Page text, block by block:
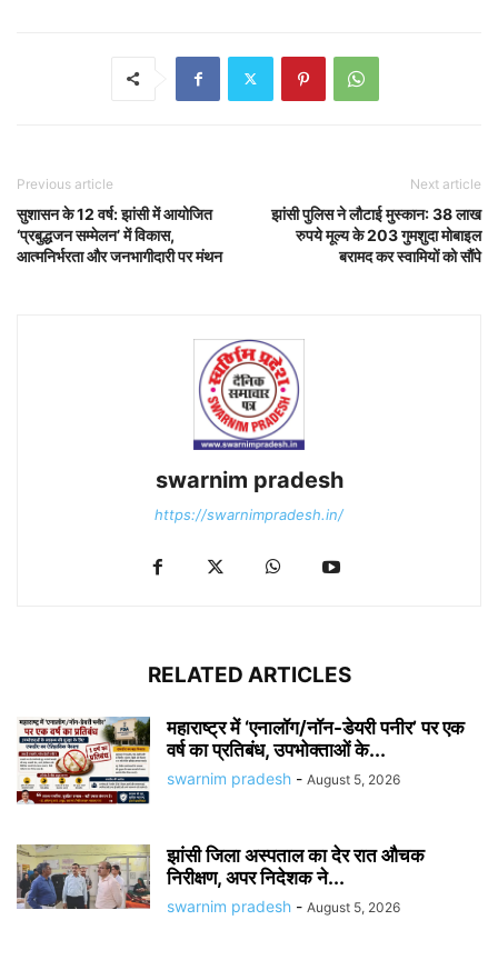
Previous article
सुशासन के 12 वर्ष: झांसी में आयोजित
‘प्रबुद्धजन सम्मेलन’ में विकास,
आत्मनिर्भरता और जनभागीदारी पर मंथन
Next article
झांसी पुलिस ने लौटाई मुस्कान: 38 लाख
रुपये मूल्य के 203 गुमशुदा मोबाइल
बरामद कर स्वामियों को सौंपे
swarnim pradesh
https://swarnimpradesh.in/
RELATED ARTICLES
महाराष्ट्र में ‘एनालॉग/नॉन-डेयरी पनीर’ पर एक
वर्ष का प्रतिबंध, उपभोक्ताओं के...
swarnim pradesh - August 5, 2026
झांसी जिला अस्पताल का देर रात औचक
निरीक्षण, अपर निदेशक ने...
swarnim pradesh - August 5, 2026